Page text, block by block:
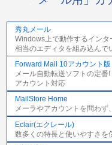
秀丸メール
Windows上で動作するインタ
相当のエディタを組み込んで
Forward Mail 10アカウント版
メール自動転送ソフトの定
アカウント対応
MailStore Home
メーラやアカウントを問わ
Eclair(エクレール)
数多くの特長と使いやすさを